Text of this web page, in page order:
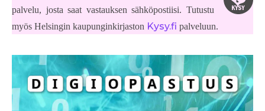
palvelu, josta saat vastauksen sähköpostiisi. Tutustu
myös Helsingin kaupunginkirjaston Kysy.fi palveluun.